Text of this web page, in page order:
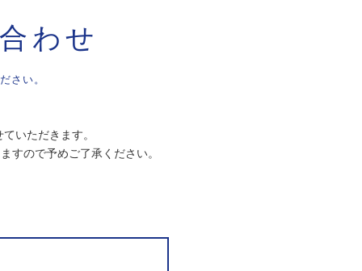
わせ
さい。
いただきます。
すので予めご了承ください。